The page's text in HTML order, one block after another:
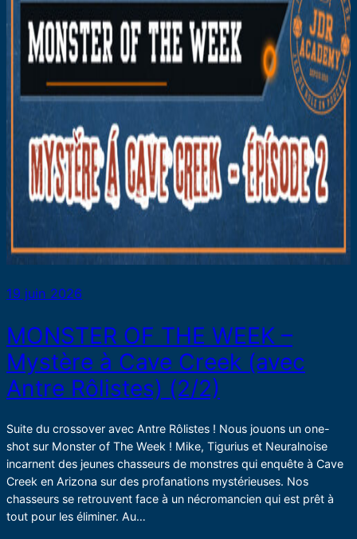
19 juin 2026
MONSTER OF THE WEEK –
Mystère à Cave Creek (avec
Antre Rôlistes) (2/2)
Suite du crossover avec Antre Rôlistes ! Nous jouons un one-
shot sur Monster of The Week ! Mike, Tigurius et Neuralnoise
incarnent des jeunes chasseurs de monstres qui enquête à Cave
Creek en Arizona sur des profanations mystérieuses. Nos
chasseurs se retrouvent face à un nécromancien qui est prêt à
tout pour les éliminer. Au…